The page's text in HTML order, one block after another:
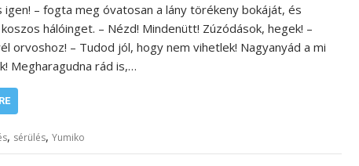
igen! – fogta meg óvatosan a lány törékeny bokáját, és
hálóinget. – Nézd! Mindenütt! Zúzódások, hegek! –
orvoshoz! – Tudod jól, hogy nem vihetlek! Nagyanyád a mi
Megharagudna rád is,…
, sérülés, Yumiko